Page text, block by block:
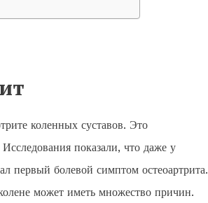
коленных суставов. Это
показали, что даже у
первый болевой симптом остеоартрита.
может иметь множество причин.